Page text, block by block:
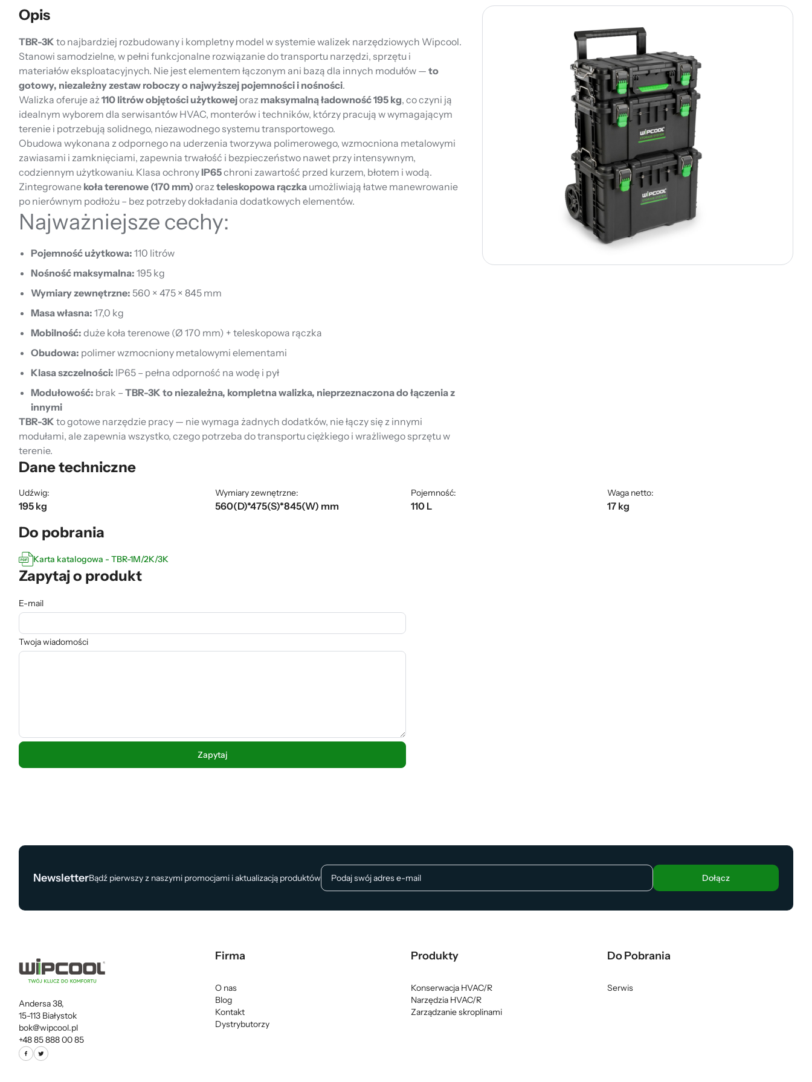
Opis
TBR-3K to najbardziej rozbudowany i kompletny model w systemie walizek narzędziowych Wipcool.
Stanowi samodzielne, w pełni funkcjonalne rozwiązanie do transportu narzędzi, sprzętu i
materiałów eksploatacyjnych. Nie jest elementem łączonym ani bazą dla innych modułów — to
gotowy, niezależny zestaw roboczy o najwyższej pojemności i nośności.
Walizka oferuje aż110 litrów objętości użytkowejoraz maksymalną ładowność 195 kg, co czyni ją
idealnym wyborem dla serwisantów HVAC, monterów i techników, którzy pracują w wymagającym
terenie i potrzebują solidnego, niezawodnego systemu transportowego.
Obudowa wykonana z odpornego na uderzenia tworzywa polimerowego, wzmocniona metalowymi
zawiasami i zamknięciami, zapewnia trwałość i bezpieczeństwo nawet przy intensywnym,
codziennym użytkowaniu. Klasa ochronyIP65chroni zawartość przed kurzem, błotem i wodą.
Zintegrowane koła terenowe (170 mm) orazteleskopowa rączka umożliwiają łatwe manewrowanie
po nierównym podłożu – bez potrzeby dokładania dodatkowych elementów.
Najważniejsze cechy:
Pojemność użytkowa: 110 litrów
Nośność maksymalna: 195 kg
Wymiary zewnętrzne: 560 × 475 × 845 mm
Masa własna: 17,0 kg
Mobilność: duże koła terenowe (Ø 170 mm) + teleskopowa rączka
Obudowa: polimer wzmocniony metalowymi elementami
Klasa szczelności: IP65 – pełna odporność na wodę i pył
Modułowość: brak – TBR-3K to niezależna, kompletna walizka, nieprzeznaczona do łączenia z
innymi
TBR-3K to gotowe narzędzie pracy — nie wymaga żadnych dodatków, nie łączy się z innymi
modułami, ale zapewnia wszystko, czego potrzeba do transportu ciężkiego i wrażliwego sprzętu w
terenie.
Dane techniczne
Udźwig:
195 kg
Wymiary zewnętrzne:
560(D)*475(S)*845(W) mm
Pojemność:
110 L
Waga netto:
17 kg
Do pobrania
Karta katalogowa - TBR-1M/2K/3K
Zapytaj o produkt
E-mail
Twoja wiadomości
NewsletterBądź pierwszy z naszymi promocjami i aktualizacją produktów Dołącz
Andersa 38,
15-113 Białystok
bok@wipcool.pl
+48 85 888 00 85
Firma
O nas
Blog
Kontakt
Dystrybutorzy
Produkty
Konserwacja HVAC/R
Narzędzia HVAC/R
Zarządzanie skroplinami
Do Pobrania
Serwis